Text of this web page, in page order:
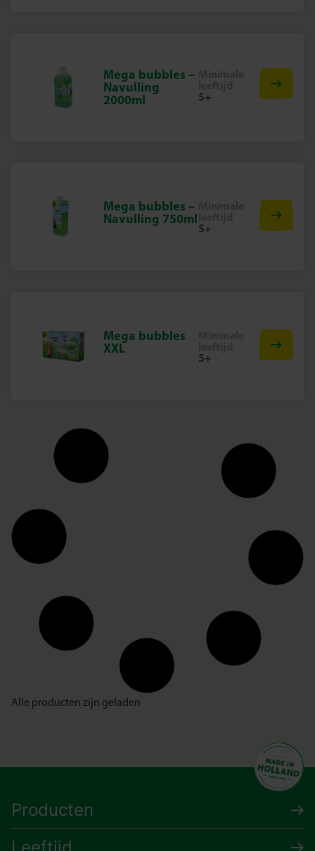
Mega bubbles –
Navulling
2000ml
5+
Mega bubbles –
Navulling 750ml
5+
Mega bubbles
XXL
5+
Alle producten zijn geladen
Producten